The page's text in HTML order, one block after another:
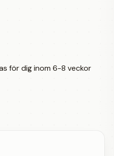
för dig inom 6-8 veckor